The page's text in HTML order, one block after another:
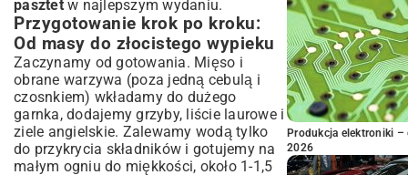
pasztetw najlepszym wydaniu.
Przygotowanie krok po kroku:
Od masy do złocistego wypieku
Zaczynamy od gotowania. Mięso i
obrane warzywa (poza jedną cebulą i
czosnkiem) wkładamy do dużego
garnka, dodajemy grzyby, liście laurowe i
ziele angielskie. Zalewamy wodą tylko
do przykrycia składników i gotujemy na
małym ogniu do miękkości, około 1-1,5
Produkcja elektroniki –
2026